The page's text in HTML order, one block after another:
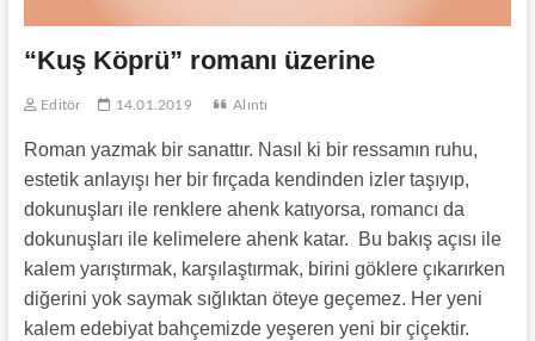
“Kuş Köprü” romanı üzerine
Editör 14.01.2019 Alıntı
Roman yazmak bir sanattır. Nasıl ki bir ressamın ruhu,
estetik anlayışı her bir fırçada kendinden izler taşıyıp,
dokunuşları ile renklere ahenk katıyorsa, romancı da
dokunuşları ile kelimelere ahenk katar. Bu bakış açısı ile
kalem yarıştırmak, karşılaştırmak, birini göklere çıkarırken
diğerini yok saymak sığlıktan öteye geçemez. Her yeni
kalem edebiyat bahçemizde yeşeren yeni bir çiçektir.